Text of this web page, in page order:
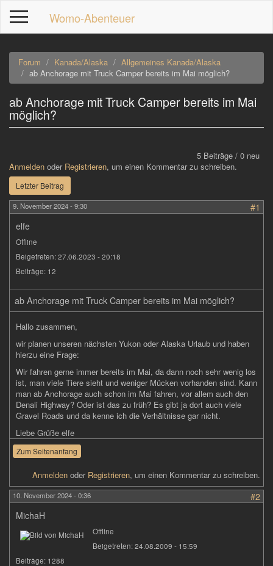
zum
Inhalt
Womo-Abenteuer
Forum Kanada/Alaska
Allgemeines Kanada/Alaska
ab Anchorage mit Truck Camper bereits im Mai möglich?
ab Anchorage mit Truck Camper bereits im Mai
möglich?
5 Beiträge / 0 neu
Anmelden oder Registrieren, um einen Kommentar zu schreiben.
Letzter Beitrag
9. November 2024 - 9:30
#1
elfe
Offline
Beigetreten:27.06.2023 - 20:18
Beiträge: 12
ab Anchorage mit Truck Camper bereits im Mai möglich?
Hallo zusammen,
wir planen unseren nächsten Yukon oder Alaska Urlaub und haben
hierzu eine Frage:
Wir fahren gerne immer bereits im Mai, da dann noch sehr wenig los
ist, man viele Tiere sieht und weniger Mücken vorhanden sind. Kann
man ab Anchorage auch schon im Mai fahren, vor allem auch den
Denali Highway? Oder ist das zu früh? Es gibt ja dort auch viele
Gravel Roads und da kenne ich die Verhältnisse gar nicht.
Liebe Grüße elfe
Zum Seitenanfang
Anmelden oder Registrieren, um einen Kommentar zu schreiben.
10. November 2024 - 0:36
#2
MichaH
Offline
Beigetreten:24.08.2009 - 15:59
Beiträge: 1288